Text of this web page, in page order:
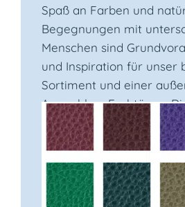
Spaß an Farben und
Begegnungen mit
Menschen sind
und Inspiration für unser
Sortiment und einer
Auswahl an Farbtönen.
Lebens beeinflußt und
Kollektionen.